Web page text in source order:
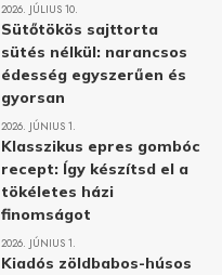
2026. JÚLIUS 10.
Sütőtökös sajttorta
sütés nélkül: narancsos
édesség egyszerűen és
gyorsan
2026. JÚNIUS 1.
Klasszikus epres gombóc
recept: Így készítsd el a
tökéletes házi
finomságot
2026. JÚNIUS 1.
Kiadós zöldbabos-húsos